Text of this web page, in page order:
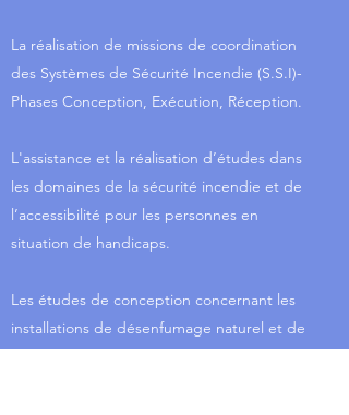
La réalisation de missions de coordination
des Systèmes de Sécurité Incendie (S.S.I)-
Phases Conception, Exécution, Réception.
L'assistance et la réalisation d’études dans
les domaines de la sécurité incendie et de
l’accessibilité pour les personnes en
situation de handicaps.
Les études de conception concernant les
installations de désenfumage naturel et de